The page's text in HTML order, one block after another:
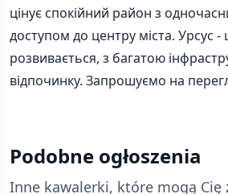
цінує спокійний район з
доступом до центру міста. Урсус
розвивається, з багатою
відпочинку. Запрошуємо на
Podobne ogłoszenia
Inne kawalerki, które mogą Cię